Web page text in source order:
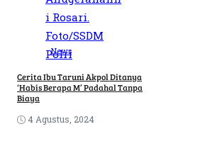
News
Cerita Ibu Taruni Akpol Ditanya
‘Habis Berapa M’ Padahal Tanpa
Biaya
4 Agustus, 2024